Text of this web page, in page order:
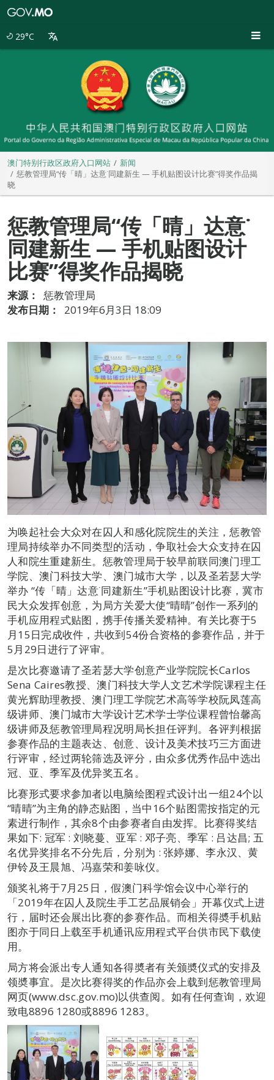
29°C
澳门特别行政区政府入口网站
新闻
惩教管理局“传「晴」达意˙同建新生 — 手机贴图设计比赛”得奖作品揭
晓
惩教管理局“传「晴」达意˙
同建新生 — 手机贴图设计
比赛”得奖作品揭晓
来源：
惩教管理局
发布日期：
2019年6月3日 18:09
为唤起社会大众对在囚人和感化院院生的关注，惩教管
理局持续举办不同类型的活动，争取社会大众支持在囚
人和院生重建新生。惩教管理局于较早前联同澳门理工
学院、澳门科技大学、澳门城市大学，以及圣若瑟大学
举办 “传「晴」达意˙同建新生”手机贴图设计比赛，冀市
民大众发挥创意，为局方关爱大使“晴晴”创作一系列的
手机应用程式贴图，携手传播关爱精神。有关比赛于5
月15日完成收件，共收到54份合资格的参赛作品，并于
5月29日进行了评审。
是次比赛邀请了圣若瑟大学创意产业学院院长Carlos
Sena Caires教授、澳门科技大学人文艺术学院课程主任
黄光辉助理教授、澳门理工学院艺术高等学校阮凤莲高
级讲师、澳门城市大学设计艺术学士学位课程曾怡馨高
级讲师及惩教管理局程况明局长担任评判。各评判根据
参赛作品的主题表达、创意、设计及美术技巧三方面进
行评审，经过两轮筛选及评分，由众多优秀作品中选出
冠、亚、季军及优异奖五名。
比赛形式要求参加者以电脑绘图程式设计出一组24个以
“晴晴”为主角的静态贴图，当中16个贴图需按指定的元
素进行制作，其余8个由参赛者自由发挥。比赛得奖结
果如下: 冠军 : 刘晓蔓、亚军 : 邓子亮、季军 : 吕达昌; 五
名优异奖排名不分先后，分别为 : 张婷娜、李永汉、黄
伊铃及王晨旭、冯嘉荣和姜咏仪。
颁奖礼将于7月25日，假澳门科学馆会议中心举行的
「2019年在囚人及院生手工艺品展销会」开幕仪式上进
行，届时还会展出比赛的参赛作品。而相关得奬手机贴
图亦于同日上载至手机通讯应用程式平台供市民下载使
用。
局方将会派出专人通知各得奬者有关颁奬仪式的安排及
领奬事宜。是次比赛得奖的作品亦会上载到惩教管理局
网页(www.dsc.gov.mo)以供查阅。如有任何查询，欢迎
致电8896 1280或8896 1283。